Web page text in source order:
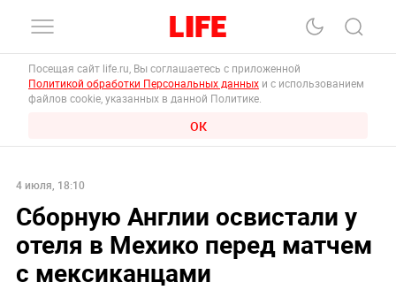
Посещая сайт life.ru, Вы соглашаетесь с приложенной
Политикой обработки Персональных данных и с использованием
файлов cookie, указанных в данной Политике.
ОК
4 июля, 18:10
Сборную Англии освистали у
отеля в Мехико перед матчем
с мексиканцами